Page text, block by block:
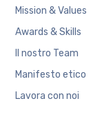
Mission & Values
Awards & Skills
Il nostro Team
Manifesto etico
Lavora con noi